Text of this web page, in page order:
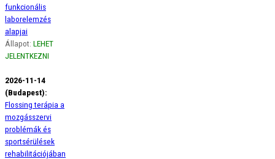
funkcionális
laborelemzés
alapjai
Állapot: LEHET
JELENTKEZNI
2026-11-14
(Budapest):
Flossing terápia a
mozgásszervi
problémák és
sportsérülések
rehabilitációjában